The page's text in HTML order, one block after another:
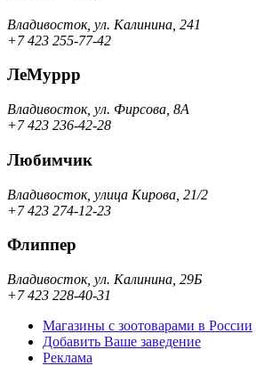
Владивосток, ул. Калинина, 241
+7 423 255-77-42
ЛеМуррр
Владивосток, ул. Фирсова, 8А
+7 423 236-42-28
Любимчик
Владивосток, улица Кирова, 21/2
+7 423 274-12-23
Флиппер
Владивосток, ул. Калинина, 29Б
+7 423 228-40-31
Магазины с зоотоварами в России
Добавить Ваше заведение
Реклама